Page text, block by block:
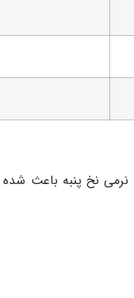
نخ پنبه باعث